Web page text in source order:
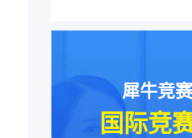
犀牛竞
国际竞